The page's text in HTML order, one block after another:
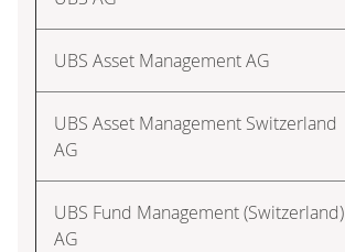
UBS Asset Management AG
UBS Asset Management Switzerland
AG
UBS Fund Management (Switzerland)
AG